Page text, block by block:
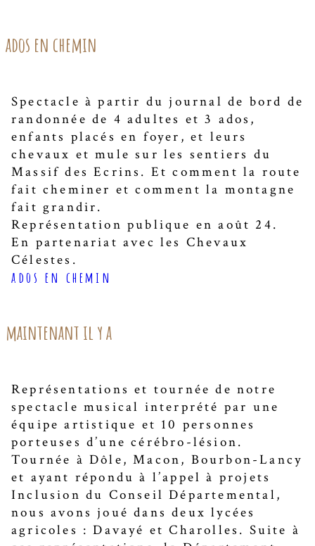
ados en chemin
Spectacle à partir du journal de bord de
randonnée de 4 adultes et 3 ados,
enfants placés en foyer, et leurs
chevaux et mule sur les sentiers du
Massif des Ecrins. Et comment la route
fait cheminer et comment la montagne
fait grandir.
Représentation publique en août 24.
En partenariat avec les Chevaux
Célestes.
ados en chemin
maintenant il y a
Représentations et tournée de notre
spectacle musical interprété par une
équipe artistique et 10 personnes
porteuses d’une cérébro-lésion.
Tournée à Dôle, Macon, Bourbon-Lancy
et ayant répondu à l’appel à projets
Inclusion du Conseil Départemental,
nous avons joué dans deux lycées
agricoles : Davayé et Charolles. Suite à